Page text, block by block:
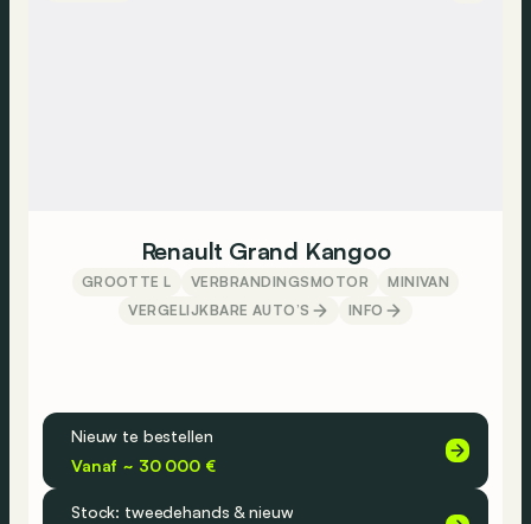
Renault Grand Kangoo
GROOTTE L VERBRANDINGSMOTOR
MINIVAN
VERGELIJKBARE AUTO’S
INFO
Nieuw te bestellen
Vanaf ~ 30 000 €
Stock: tweedehands & nieuw